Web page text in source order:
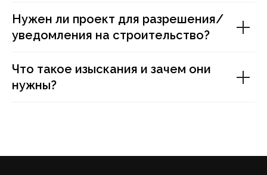
Нужен ли проект для разрешения/
уведомления на строительство?
Что такое изыскания и зачем они
нужны?